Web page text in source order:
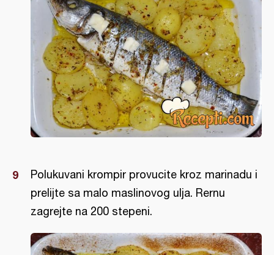
Polukuvani krompir provucite kroz marinadu i
prelijte sa malo maslinovog ulja. Rernu
zagrejte na 200 stepeni.